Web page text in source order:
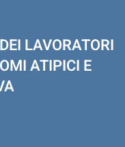
LAVORATORI
ATIPICI E